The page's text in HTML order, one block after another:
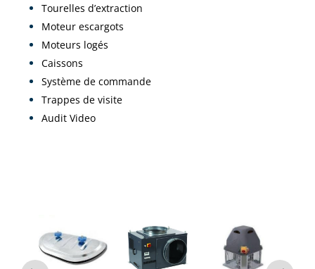
Tourelles d’extraction
Moteur escargots
Moteurs logés
Caissons
Système de commande
Trappes de visite
Audit Video